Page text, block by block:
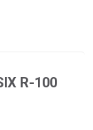
R-100